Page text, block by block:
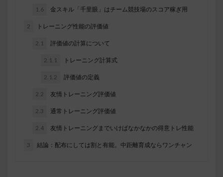
1.6 金スキル「千里眼」はチーム競技場のスコア稼ぎ用
2 トレーニング性能の評価値
2.1 評価値の計算について
2.1.1 トレーニング計算式
2.1.2 評価値の定義
2.2 友情トレーニング評価値
2.3 通常トレーニング評価値
2.4 友情トレーニングまでいけばなかなかの得意トレ性能
3 結論：配布にしては割と有能。中距離育成ならワンチャン